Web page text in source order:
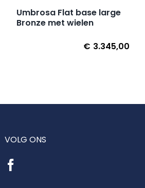
Umbrosa Flat base large
Bronze met wielen
€ 3.345,00
VOLG ONS